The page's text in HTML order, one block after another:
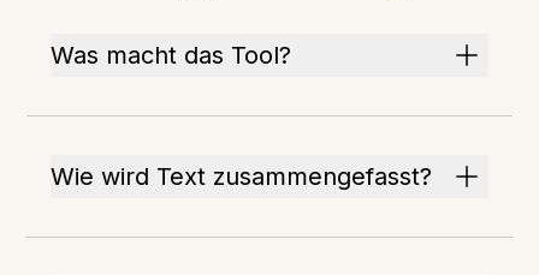
Was macht das Tool?
Wie wird Text zusammengefasst?